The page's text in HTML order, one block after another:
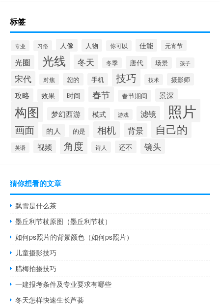
标签
专业 习俗 人像 人物 你可以 佳能 元宵节
光圈 光线 冬天 冬季 唐代 场景 孩子
宋代 对焦 您的 手机 技巧 技术 摄影师
攻略 效果 时间 春节 春节期间 景深
构图 梦幻西游 模式 游戏 滤镜 照片
画面 的人 的是 相机 背景 自己的
英语 视频 角度 诗人 还不 镜头
猜你想看的文章
飘雪是什么茶
墨丘利节杖原图（墨丘利节杖）
如何ps照片的背景颜色（如何ps照片）
儿童摄影技巧
腊梅拍摄技巧
一建报考条件及专业要求有哪些
冬天怎样快速生长芦荟